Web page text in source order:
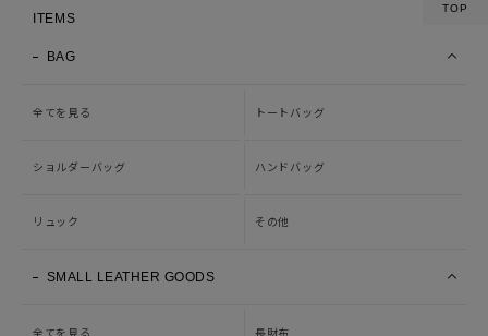
ITEMS
BAG
全てを見る トートバッグ
ショルダーバッグ ハンドバッグ
リュック その他
SMALL LEATHER GOODS
全てを見る 長財布
TOP